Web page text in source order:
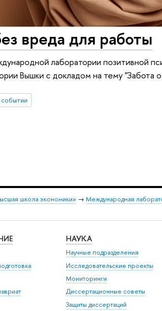
вреда для работы
лаборатории позитивной
Вышки с докладом на тему "Забота
школа экономики» → Международная
НАУКА
Научные подразделения
Исследовательские проекты
Мониторинги
Диссертационные советы
Защиты диссертаций